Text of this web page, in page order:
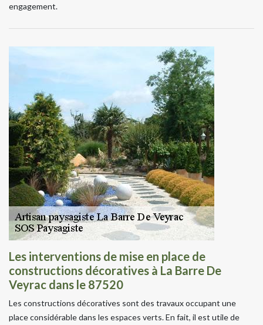
engagement.
Les interventions de mise en place de
constructions décoratives à La Barre De
Veyrac dans le 87520
Les constructions décoratives sont des travaux occupant une
place considérable dans les espaces verts. En fait, il est utile de